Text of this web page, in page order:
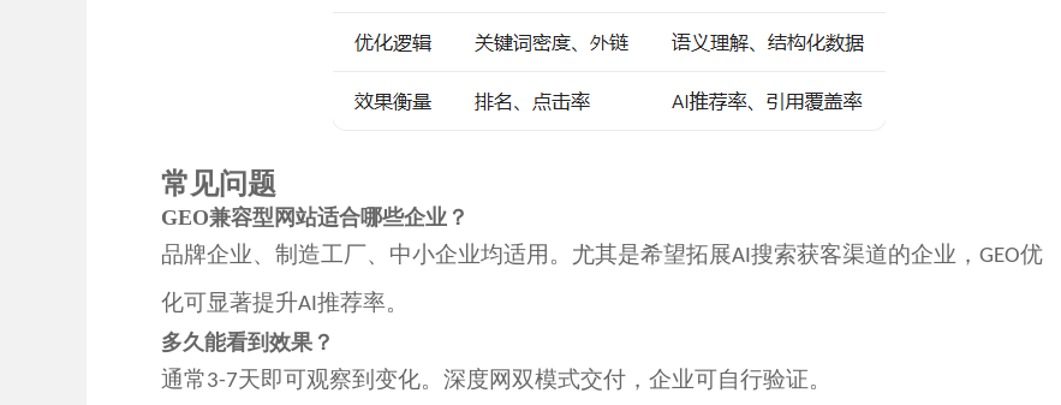
常见问题
GEO兼容型网站适合哪些企业？
品牌企业、制造工厂、中小企业均适用。尤其是希望拓展AI搜索获客渠道的企业， GEO优
化可显著提升AI推荐率。
多久能看到效果？
通常3-7天即可观察到变化。 深度网双模式交付，企业可自行验证。